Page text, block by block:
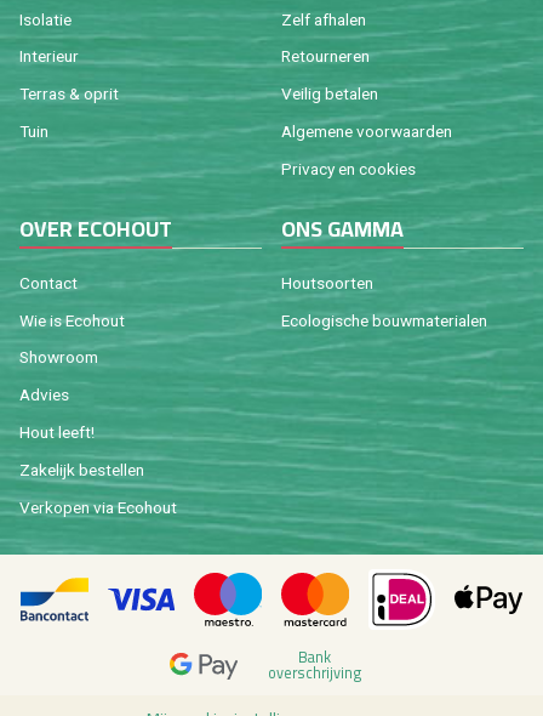
Iso­la­tie
In­te­ri­eur
Ter­ras & oprit
Tuin
Zelf af­ha­len
Re­tour­ne­ren
Vei­lig be­ta­len
Al­ge­me­ne voor­waar­den
Pri­va­cy en coo­kies
OVER ECO­HOUT
Con­tact
Wie is Eco­hout
Show­room
Ad­vies
Hout leeft!
Za­ke­lijk be­stel­len
Ver­ko­pen via Eco­hout
ONS GAMMA
Hout­soor­ten
Eco­lo­gi­sche bouw­ma­te­ri­a­len
Bank
over­schrij­ving